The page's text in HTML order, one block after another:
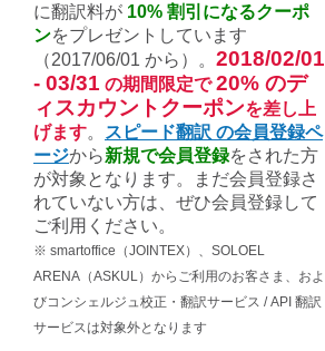
の
み
な
さ
ま
に
20%
引
ク
を
プ
に翻訳料が 10% 割引になるクーポ
ンをプレゼントしています
（2017/06/01 から）。 2018/02/01
- 03/31 の期間限定で20% のデ
ィスカウントクーポンを差し上
げます。
スピード翻訳 の会員登録ペ
ージから新規で会員登録をされた方
が対象となります。まだ会員登録さ
れていない方は、ぜひ会員登録して
ご利用ください。
※ smartoffice（JOINTEX）、SOLOEL
ARENA（ASKUL）からご利用のお客さま、およ
びコンシェルジュ校正・翻訳サービス / API 翻訳
サービスは対象外となります